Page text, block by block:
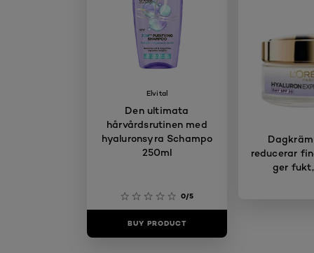
Elvital
Den ultimata
hårvårdsrutinen med
hyaluronsyra Schampo
250ml
0/5
BUY PRODUCT
Dagkräm
reducerar
ger